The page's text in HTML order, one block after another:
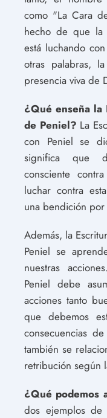
como "La Cara
hecho de que la
está luchando
otras palabras,
presencia viva de
¿Qué enseña la
de Peniel? La
con Peniel se
significa que
consciente
luchar contra
una bendición
Además, la
Peniel se
nuestras
Peniel debe
acciones tanto
que debemos
consecuencias
también se
retribución según
¿Qué podemos
dos ejemplos de